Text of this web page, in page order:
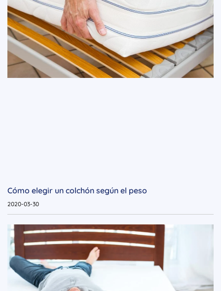
Cómo elegir un colchón según el peso
2020-03-30